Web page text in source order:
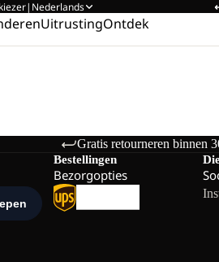
| Nederlands
UitrustingOntdek
Gratis retourneren binnen
Bestellingen
Bezorgopties